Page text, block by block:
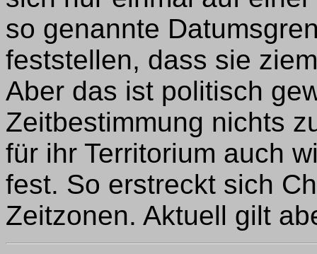
so genannte
feststellen, dass sie
Aber das ist politisch
Zeitbestimmung nichts
für ihr Territorium auch
fest. So erstreckt sich
Zeitzonen. Aktuell gilt